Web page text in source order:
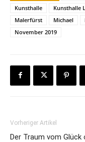
Kunsthalle
Kunsthalle
Malerfürst
Michael
November 2019
Vorheriger Artikel
Der Traum vom Glück